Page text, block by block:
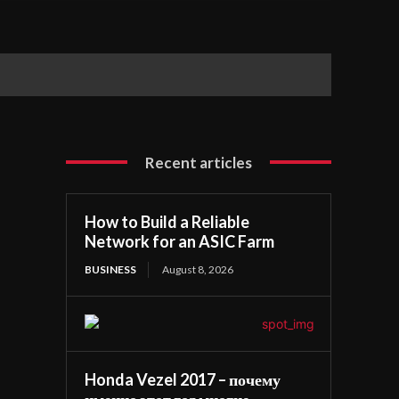
Recent articles
How to Build a Reliable
Network for an ASIC Farm
BUSINESS August 8, 2026
Honda Vezel 2017 – почему